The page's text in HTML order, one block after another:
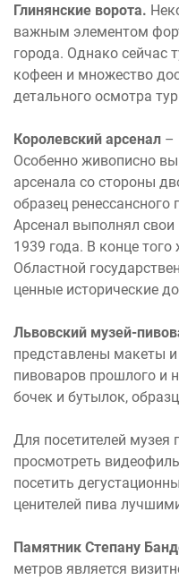
Глинянские ворота.
важным элементом
города. Однако сейчас
кофеен и множество
детального осмотра
Королевский арсенал –
Особенно живописно
арсенала со стороны
образец ренессансного
Арсенал выполнял
1939 года. В конце того
Областной
ценные исторические
Львовский музей-
представлены макеты
пивоваров прошлого и
бочек и бутылок,
Для посетителей
просмотреть
посетить
ценителей пива
Памятник Степану
метров является